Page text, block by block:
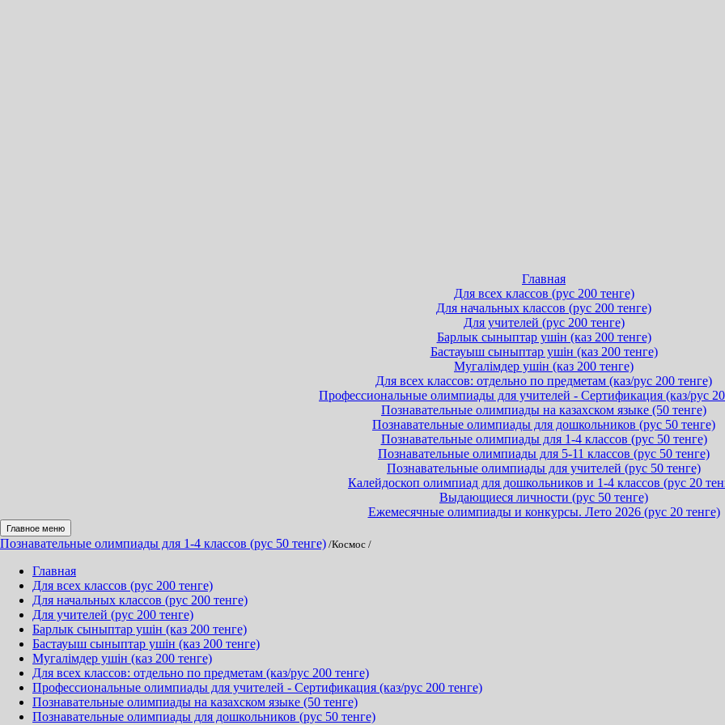
Главная
Для всех классов (рус 200 тенге)
Для начальных классов (рус 200 тенге)
Для учителей (рус 200 тенге)
Барлык сыныптар ушін (каз 200 тенге)
Бастауыш сыныптар ушін (каз 200 тенге)
Мугалімдер ушін (каз 200 тенге)
Для всех классов: отдельно по предметам (каз/рус 200 тенге)
Профессиональные олимпиады для учителей - Сертификация (каз/рус
Познавательные олимпиады на казахском языке (50 тенге)
Познавательные олимпиады для дошкольников (рус 50 тенге)
Познавательные олимпиады для 1-4 классов (рус 50 тенге)
Познавательные олимпиады для 5-11 классов (рус 50 тенге)
Познавательные олимпиады для учителей (рус 50 тенге)
Калейдоскоп олимпиад для дошкольников и 1-4 классов (рус 20
Выдающиеся личности (рус 50 тенге)
Ежемесячные олимпиады и конкурсы. Лето 2026 (рус 20 тенге)
Главное меню
Познавательные олимпиады для 1-4 классов (рус 50 тенге) /Космос /
Главная
Для всех классов (рус 200 тенге)
Для начальных классов (рус 200 тенге)
Для учителей (рус 200 тенге)
Барлык сыныптар ушін (каз 200 тенге)
Бастауыш сыныптар ушін (каз 200 тенге)
Мугалімдер ушін (каз 200 тенге)
Для всех классов: отдельно по предметам (каз/рус 200 тенге)
Профессиональные олимпиады для учителей - Сертификация (каз/рус 200 тенге)
Познавательные олимпиады на казахском языке (50 тенге)
Познавательные олимпиады для дошкольников (рус 50 тенге)